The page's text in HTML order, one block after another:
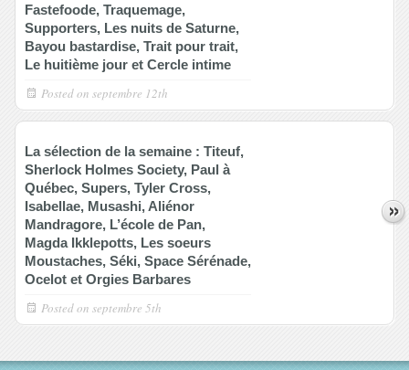
Fastefoode, Traquemage,
Supporters, Les nuits de Saturne,
Bayou bastardise, Trait pour trait,
Le huitième jour et Cercle intime
Posted on septembre 12th
La sélection de la semaine : Titeuf,
Sherlock Holmes Society, Paul à
Québec, Supers, Tyler Cross,
Isabellae, Musashi, Aliénor
Mandragore, L’école de Pan,
Magda Ikklepotts, Les soeurs
Moustaches, Séki, Space Sérénade,
Ocelot et Orgies Barbares
Posted on septembre 5th